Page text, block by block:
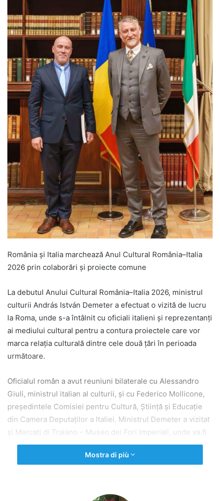
România și Italia marchează Anul Cultural România–Italia
2026 prin colaborări și proiecte comune
La debutul Anului Cultural România–Italia 2026, ministrul
culturii András István Demeter a efectuat o vizită de lucru
la Roma, unde s-a întâlnit cu oficiali italieni și reprezentanți
ai mediului cultural pentru a contura proiectele care vor
marca relația culturală dintre cele două țări în perioada
următoare.
Oficialul român a avut reuniuni bilaterale cu Alessandro
Giuli, ministrul italian al culturii, și cu Federico Mollicone,
președintele Comisiei pentru Cultură, Știință și Educație
din Camera Deputaților a Italiei. Ministrul Demeter a vizitat
și Mercati di Traiano – Museo dei Fori Imperiali, unde va fi
organizată, între februarie și iulie 2026, expoziția dedicată
sculptorului român Constantin Brâncuși, intitulată
În cadrul întâlnirii cu ministrul Giuli, discuțiile s-au
Mostra di più